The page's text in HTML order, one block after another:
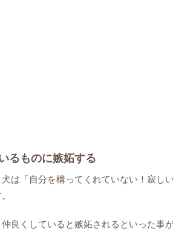
るものに嫉妬する
は「自分を構ってくれていない！寂しい
良くしていると嫉妬されるといった事